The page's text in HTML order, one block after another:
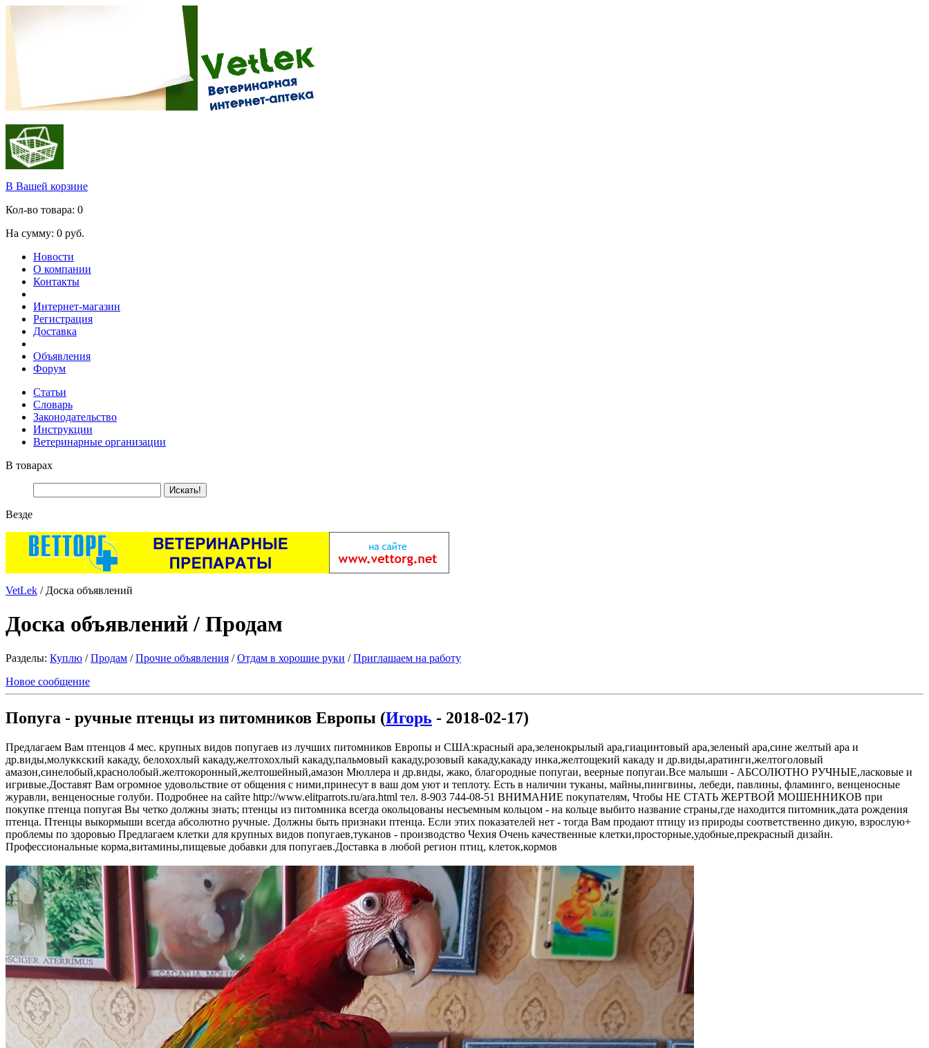
В Вашей корзине
Кол-во товара: 0
На сумму: 0 руб.
Новости
О компании
Контакты
Интернет-магазин
Регистрация
Доставка
Объявления
Форум
Статьи
Словарь
Законодательство
Инструкции
Ветеринарные организации
В товарах
Везде
VetLek / Доска объявлений
Доска объявлений / Продам
Разделы: Куплю /Продам /Прочие объявления /Отдам в хорошие руки /Приглашаем на работу
Новое сообщение
Попуга - ручные птенцы из питомников Европы (Игорь - 2018-02-17)
Предлагаем Вам птенцов 4 мес. крупных видов попугаев из лучших питомников Европы и США:красный ара,зеленокрылый ара,гиацинтовый ара,зеленый ара,сине желтый ара и
др.виды,молуккский какаду, белохохлый какаду,желтохохлый какаду,пальмовый какаду,розовый какаду,какаду инка,желтощекий какаду и др.виды,аратинги,желтоголовый
амазон,синелобый,краснолобый.желтокоронный,желтошейный,амазон Мюллера и др.виды, жако, благородные попугаи, веерные попугаи.Все малыши - АБСОЛЮТНО РУЧНЫЕ,ласковые и
игривые.Доставят Вам огромное удовольствие от общения с ними,принесут в ваш дом уют и теплоту. Есть в наличии туканы, майны,пингвины, лебеди, павлины, фламинго, венценосные
журавли, венценосные голуби. Подробнее на сайте http://www.elitparrots.ru/ara.html тел. 8-903 744-08-51 ВНИМАНИЕ покупателям, Чтобы НЕ СТАТЬ ЖЕРТВОЙ МОШЕННИКОВ при
покупке птенца попугая Вы четко должны знать; птенцы из питомника всегда окольцованы несъемным кольцом - на кольце выбито название страны,где находится питомник,дата рождения
птенца. Птенцы выкормыши всегда абсолютно ручные. Должны быть признаки птенца. Если этих показателей нет - тогда Вам продают птицу из природы соответственно дикую, взрослую+
проблемы по здоровью Предлагаем клетки для крупных видов попугаев,туканов - производство Чехия Очень качественные клетки,просторные,удобные,прекрасный дизайн.
Профессиональные корма,витамины,пищевые добавки для попугаев.Доставка в любой регион птиц, клеток,кормов